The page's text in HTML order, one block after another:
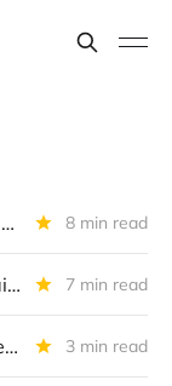
Diena kriptoje: auksas pinga - BTC brangsta, Lietuvos reitingas, Bitkoino, top piniginių naujienos ir dar daugiau 8 min read
Diena kriptoje: BTC rinkos fonai, info chaosai ir milijonieriai, "Vanguard" pasidavė, BTC per "iMessage" ir dar daugiau 7 min read
Diena kriptoje: Pirma MiCA licencija Lietuvoje, BTC ralio pauzė, Bitkoino naujienų ralis 3 min read